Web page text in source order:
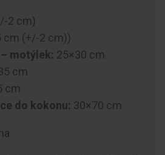
2 cm)
cm (+/-2 cm))
motýlek: 25×30 cm
cm
cm
do kokonu: 30×70 cm